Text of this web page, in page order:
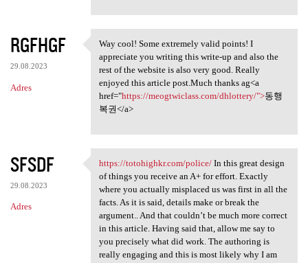
RGFHGF
29.08.2023
Adres
Way cool! Some extremely
Way cool! Some extremely valid points! I
appreciate you writing this write-up and also the
rest of the website is also very good. Really
enjoyed this article post.Much thanks ag<a
href="https://meogtwiclass.com/dhlottery/">동행
복권</a>
SFSDF
29.08.2023
Adres
https://totohighkr.com/police
https://totohighkr.com/police/In this great design
of things you receive an A+ for effort. Exactly
where you actually misplaced us was first in all the
facts. As it is said, details make or break the
argument.. And that couldn’t be much more correct
in this article. Having said that, allow me say to
you precisely what did work. The authoring is
really engaging and this is most likely why I am